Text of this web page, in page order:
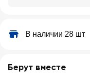
В наличии 28 шт
Берут вместе